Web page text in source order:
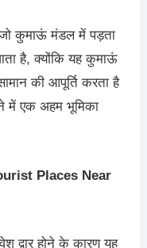
जो कुमाऊं मंडल में पड़ता
है, क्योंकि यह कुमाऊं
की आपूर्ति करता है
में एक अहम भूमिका
Places Near
द्वार होने के कारण यह